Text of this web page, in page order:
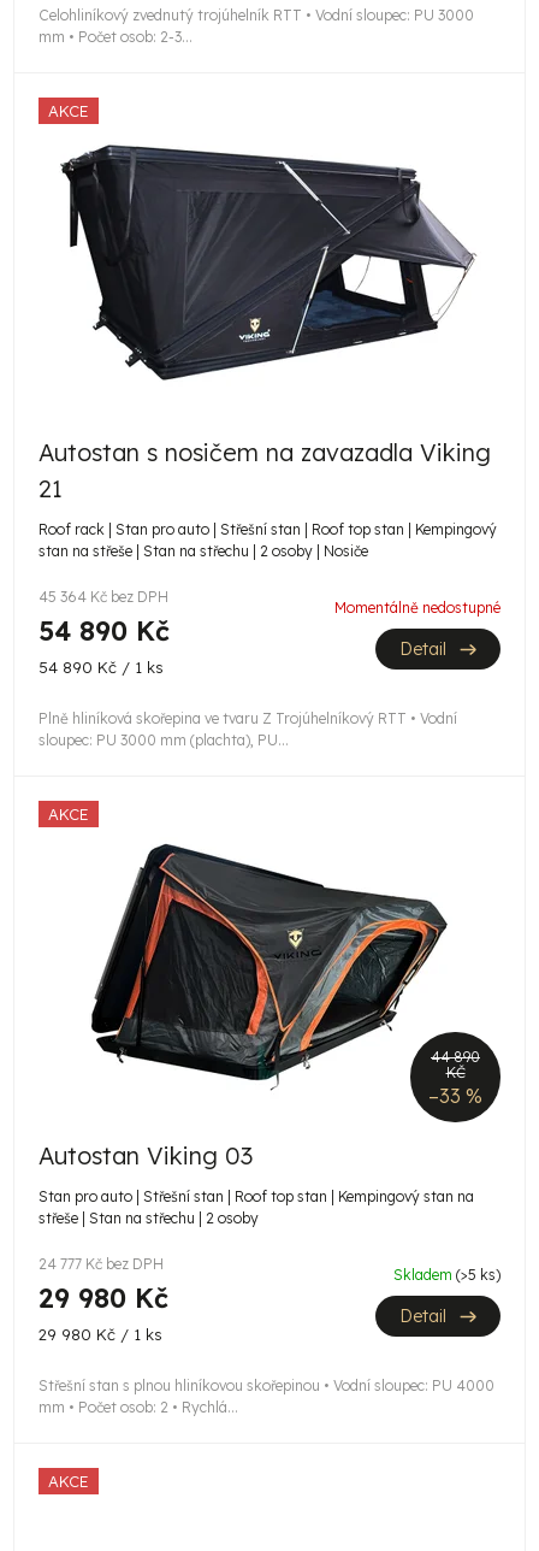
Celohliníkový zvednutý trojúhelník RTT • Vodní sloupec: PU 3000
mm • Počet osob: 2-3...
AKCE
Autostan s nosičem na zavazadla Viking
21
Roof rack | Stan pro auto | Střešní stan | Roof top stan | Kempingový
stan na střeše | Stan na střechu | 2 osoby | Nosiče
45 364 Kč bez DPH
54 890 Kč
Měrná
54 890 Kč / 1 ks
Momentálně nedostupné
Detail
Plně hliníková skořepina ve tvaru Z Trojúhelníkový RTT • Vodní
sloupec: PU 3000 mm (plachta), PU...
AKCE
44 890
KČ
–33 %
Autostan Viking 03
Stan pro auto | Střešní stan | Roof top stan | Kempingový stan na
střeše | Stan na střechu | 2 osoby
24 777 Kč bez DPH
29 980 Kč
Měrná
29 980 Kč / 1 ks
Skladem (>5 ks)
Detail
Střešní stan s plnou hliníkovou skořepinou • Vodní sloupec: PU 4000
mm • Počet osob: 2 • Rychlá...
AKCE